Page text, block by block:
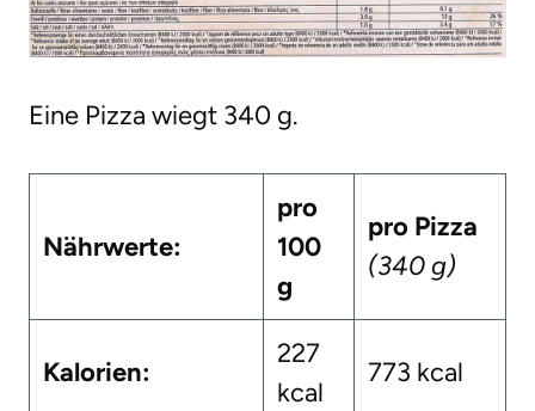
Eine Pizza wiegt 340 g.
Nährwerte:
pro
100
g
pro Pizza
(340 g)
Kalorien:
227
kcal
773 kcal